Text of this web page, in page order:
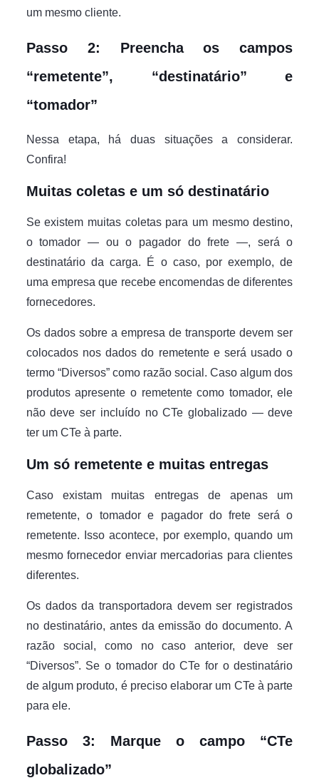
um mesmo cliente.
Passo 2: Preencha os campos
“remetente”, “destinatário” e
“tomador”
Nessa etapa, há duas situações a considerar.
Confira!
Muitas coletas e um só destinatário
Se existem muitas coletas para um mesmo destino,
o tomador — ou o pagador do frete —, será o
destinatário da carga. É o caso, por exemplo, de
uma empresa que recebe encomendas de diferentes
fornecedores.
Os dados sobre a empresa de transporte devem ser
colocados nos dados do remetente e será usado o
termo “Diversos” como razão social. Caso algum dos
produtos apresente o remetente como tomador, ele
não deve ser incluído no CTe globalizado — deve
ter um CTe à parte.
Um só remetente e muitas entregas
Caso existam muitas entregas de apenas um
remetente, o tomador e pagador do frete será o
remetente. Isso acontece, por exemplo, quando um
mesmo fornecedor enviar mercadorias para clientes
diferentes.
Os dados da transportadora devem ser registrados
no destinatário, antes da emissão do documento. A
razão social, como no caso anterior, deve ser
“Diversos”. Se o tomador do CTe for o destinatário
de algum produto, é preciso elaborar um CTe à parte
para ele.
Passo 3: Marque o campo “CTe
globalizado”